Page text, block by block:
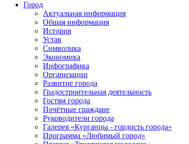
Город
Актуальная информация
Общая информация
История
Устав
Символика
Экономика
Инфографика
Организации
Развитие города
Градостроительная деятельность
Гостям города
Почётные граждане
Руководители города
Галерея «Курганцы - гордость города»
Программа «Любимый город»